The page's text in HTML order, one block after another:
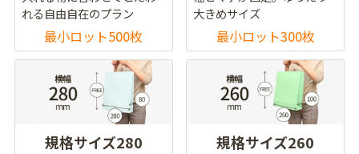
れる自由自在のプラン
最小ロット500枚
大きめサイズ
最小ロット300枚
規格サイズ280 規格サイズ260